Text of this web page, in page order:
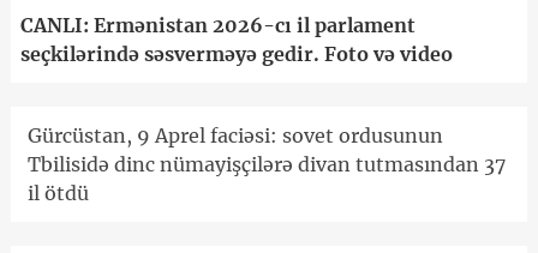
CANLI: Ermənistan 2026-cı il parlament
seçkilərində səsverməyə gedir. Foto və video
Gürcüstan, 9 Aprel faciəsi: sovet ordusunun
Tbilisidə dinc nümayişçilərə divan tutmasından 37
il ötdü